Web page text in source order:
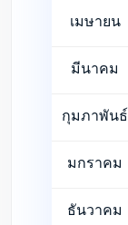
เมษายน
มีนาคม
กุมภาพันธ์
มกราคม
ธันวาคม